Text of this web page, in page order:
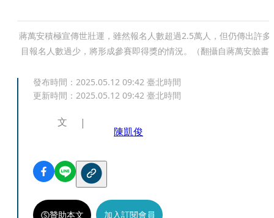
蔣萬安積極宣傳世壯運，雖然報名人數超過2.5萬人，但仍傳出許多
目報名人數過少，將形成參賽即得獎的情況。（翻攝自蔣萬安臉書
發布時間： 2025.05.12 09:42 臺北時間
更新時間： 2025.05.12 09:42 臺北時間
文
陳凱俊
贊助本文 加入訂閱會員